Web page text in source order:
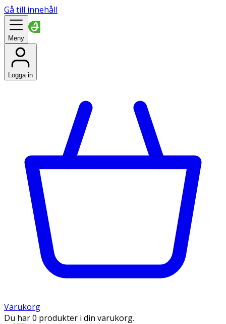
Gå till innehåll
Meny
Logga in
Varukorg
Du har 0 produkter i din varukorg.